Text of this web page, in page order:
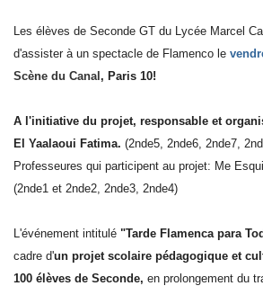
Les élèves de Seconde GT du Lycée Marcel
d'assister à un spectacle de Flamenco le
Scène du Canal , Paris 10!
A l'initiative du projet, responsable et
El Yaalaoui Fatima. (2nde5, 2nde6, 2nde7,
Professeures qui participent au projet: Me
(2nde1 et 2nde2, 2nde3, 2nde4)
L'événement intitulé "Tarde Flamenca para
cadre d'un projet scolaire pédagogique et
100 élèves de Seconde, en prolongement du